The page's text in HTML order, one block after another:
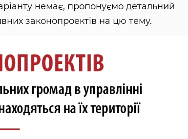
немає, пропонуємо детальний
законопроектів на цю тему.